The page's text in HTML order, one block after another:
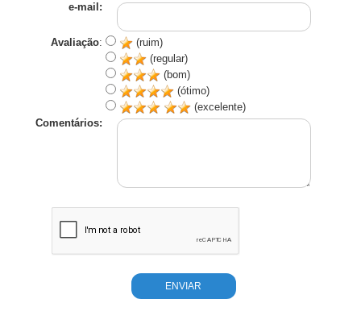
e-mail:
Avaliação:
(ruim)
(regular)
(bom)
(ótimo)
(excelente)
Comentários: